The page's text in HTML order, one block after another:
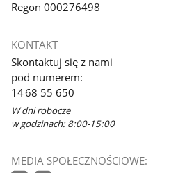
Regon 000276498
KONTAKT
Skontaktuj się z nami
pod numerem:
14 68 55 650
W dni robocze
w godzinach: 8:00-15:00
MEDIA SPOŁECZNOŚCIOWE: